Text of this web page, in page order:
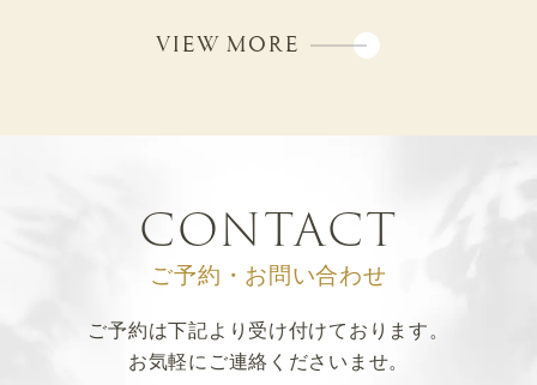
VIEW MORE
CONTACT
ご予約・お問い合わせ
ご予約は下記より受け付けております。
お気軽にご連絡くださいませ。